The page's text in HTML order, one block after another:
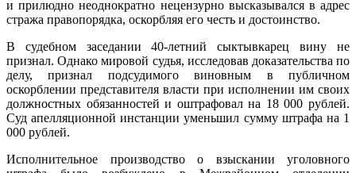
и прилюдно неоднократно нецензурно высказывался в адрес
стража правопорядка, оскорбляя его честь и достоинство.
В судебном заседании 40-летний сыктывкарец вину не
признал. Однако мировой судья, исследовав доказательства по
делу, признал подсудимого виновным в публичном
оскорблении представителя власти при исполнении им своих
должностных обязанностей и оштрафовал на 18 000 рублей.
Суд апелляционной инстанции уменьшил сумму штрафа на 1
000 рублей.
Исполнительное производство о взыскании уголовного